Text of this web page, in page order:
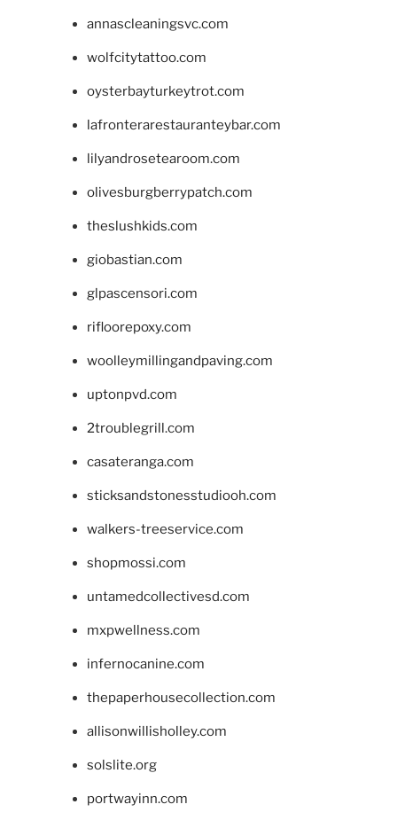
annascleaningsvc.com
wolfcitytattoo.com
oysterbayturkeytrot.com
lafronterarestauranteybar.com
lilyandrosetearoom.com
olivesburgberrypatch.com
theslushkids.com
giobastian.com
glpascensori.com
rifloorepoxy.com
woolleymillingandpaving.com
uptonpvd.com
2troublegrill.com
casateranga.com
sticksandstonesstudiooh.com
walkers-treeservice.com
shopmossi.com
untamedcollectivesd.com
mxpwellness.com
infernocanine.com
thepaperhousecollection.com
allisonwillisholley.com
solslite.org
portwayinn.com